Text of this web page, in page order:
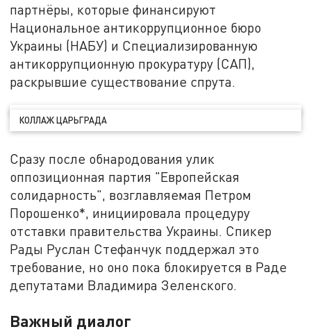
партнёры, которые финансируют
Национальное антикоррупционное бюро
Украины (НАБУ) и Специализированную
антикоррупционную прокуратуру (САП),
раскрывшие существование спрута.
КОЛЛАЖ ЦАРЬГРАДА
Сразу после обнародования улик
оппозиционная партия "Европейская
солидарность", возглавляемая Петром
Порошенко*, инициировала процедуру
отставки правительства Украины. Спикер
Рады Руслан Стефанчук поддержал это
требование, но оно пока блокируется в Раде
депутатами Владимира Зеленского.
Важный диалог